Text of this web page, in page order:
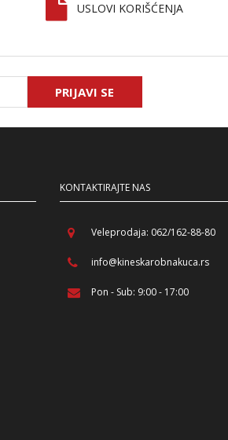
USLOVI KORIŠĆENJA
PRIJAVI SE
KONTAKTIRAJTE NAS
Veleprodaja: 062/162-88-80
info@kineskarobnakuca.rs
Pon - Sub: 9:00 - 17:00